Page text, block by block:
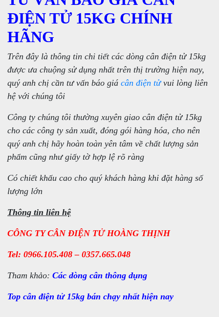
ĐIỆN TỬ 15KG CHÍNH
HÃNG
Trên đây là thông tin chi tiết các dòng cân điện tử 15kg
được ưa chuộng sử dụng nhất trên thị trường hiện nay,
quý anh chị cần tư vấn báo giá cân điện tửvui lòng liên
hệ với chúng tôi
Công ty chúng tôi thường xuyên giao cân điện tử 15kg
cho các công ty sản xuất, đóng gói hàng hóa, cho nên
quý anh chị hãy hoàn toàn yên tâm về chất lượng sản
phẩm cũng như giấy tờ hợp lệ rõ ràng
Có chiết khấu cao cho quý khách hàng khi đặt hàng số
lượng lớn
Thông tin liên hệ
CÔNG TY CÂN ĐIỆN TỬ HOÀNG THỊNH
Tel: 0966.105.408 – 0357.665.048
Tham khảo: Các dòng cân thông dụng
Top cân điện tử 15kg bán chạy nhất hiện nay